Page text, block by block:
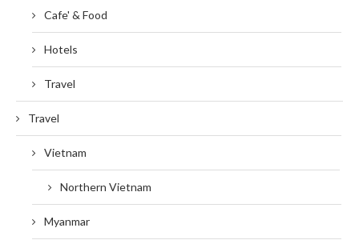
Cafe' & Food
Hotels
Travel
Travel
Vietnam
Northern Vietnam
Myanmar